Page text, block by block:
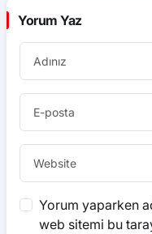
Yorum Yaz
Yorum yaparken
web sitemi bu